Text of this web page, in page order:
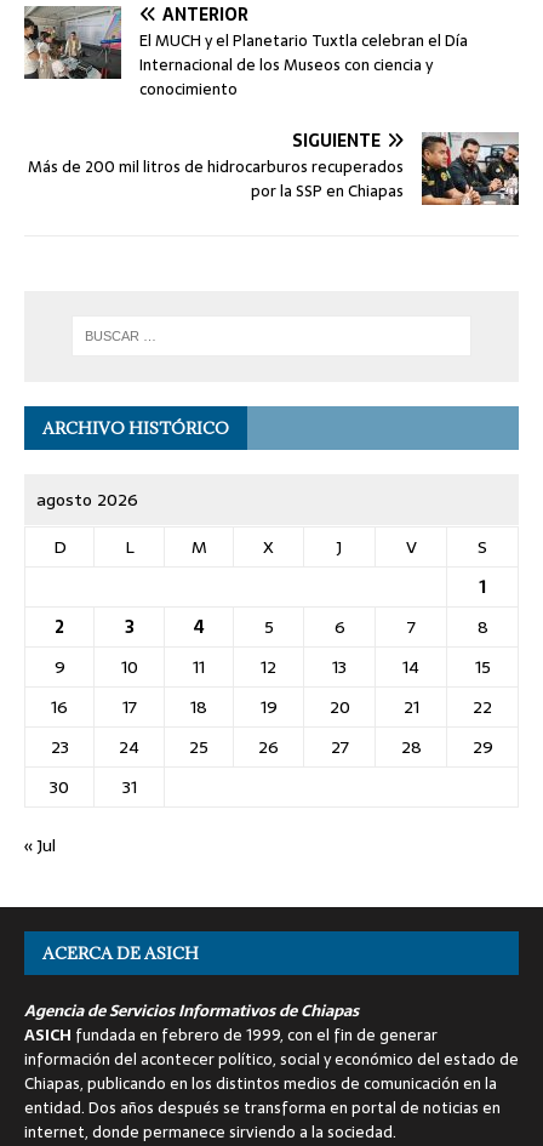
ANTERIOR
El MUCH y el Planetario Tuxtla celebran el Día
Internacional de los Museos con ciencia y
conocimiento
SIGUIENTE
Más de 200 mil litros de hidrocarburos recuperados
por la SSP en Chiapas
ARCHIVO HISTÓRICO
agosto 2026
D
L M X J V
S
1
2
3 4 5 6 7
8
9
10 11 12 13 14
15
16
17 18 19 20 21
22
23
24 25 26 27 28
29
30
31
« Jul
ACERCA DE ASICH
Agencia de Servicios Informativos de Chiapas
ASICH fundada en febrero de 1999, con el fin de generar
información del acontecer político, social y económico del estado de
Chiapas, publicando en los distintos medios de comunicación en la
entidad. Dos años después se transforma en portal de noticias en
internet, donde permanece sirviendo a la sociedad.